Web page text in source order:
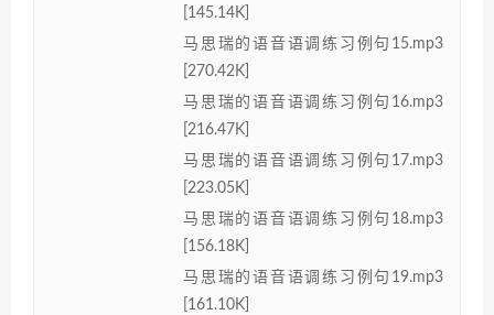
[145.14K]
马思瑞的语音语调练习例句15.mp3
[270.42K]
马思瑞的语音语调练习例句16.mp3
[216.47K]
马思瑞的语音语调练习例句17.mp3
[223.05K]
马思瑞的语音语调练习例句18.mp3
[156.18K]
马思瑞的语音语调练习例句19.mp3
[161.10K]